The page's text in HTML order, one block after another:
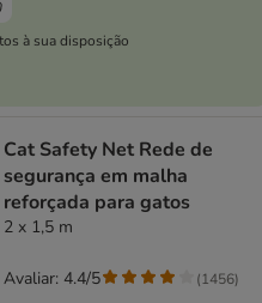
à sua disposição
Cat Safety Net Rede de
segurança em malha
reforçada para gatos
2 x 1,5 m
Avaliar: 4.4/5 (1456)